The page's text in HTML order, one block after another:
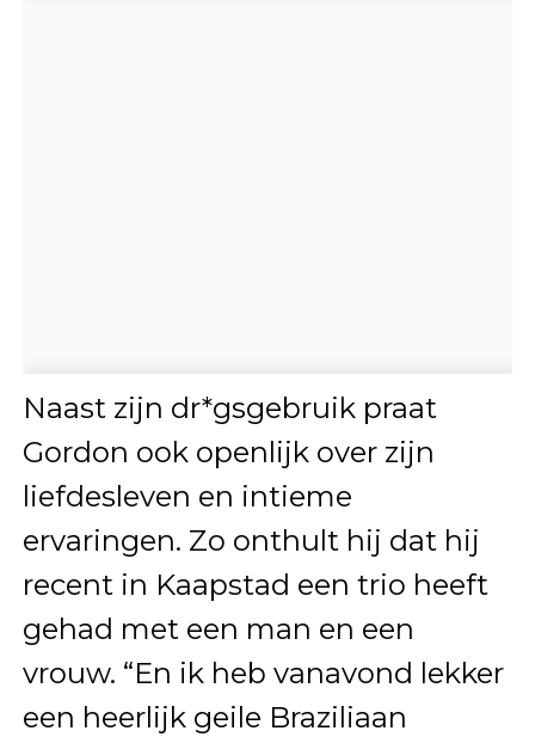
Naast zijn dr*gsgebruik praat
Gordon ook openlijk over zijn
liefdesleven en intieme
ervaringen. Zo onthult hij dat hij
recent in Kaapstad een trio heeft
gehad met een man en een
vrouw. “En ik heb vanavond lekker
een heerlijk geile Braziliaan